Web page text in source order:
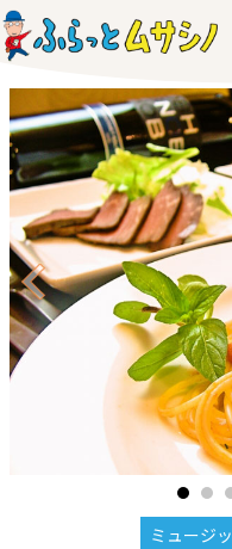
ミュージ